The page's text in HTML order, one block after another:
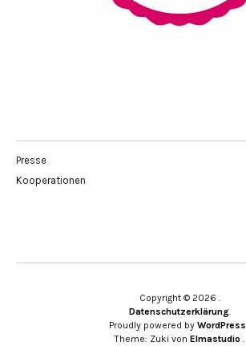
Presse
Kooperationen
Copyright © 2026
Datenschutzerklärung
Proudly powered by WordPress
Theme: Zuki von Elmastudio